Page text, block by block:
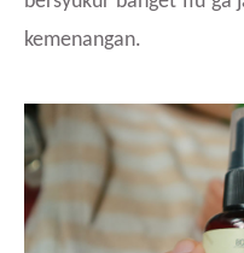
kemenangan.